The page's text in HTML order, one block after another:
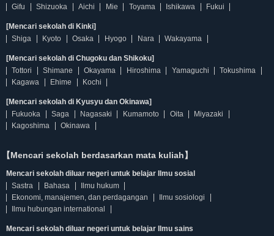
Gifu
Shizuoka Aichi Mie Toyama Ishikawa Fukui
[Mencari sekolah di Kinki]
Shiga
Kyoto Osaka Hyogo Nara Wakayama
[Mencari sekolah di Chugoku dan Shikoku]
Tottori
Shimane Okayama Hiroshima Yamaguchi
Tokushima
Kagawa
Ehime Kochi
[Mencari sekolah di Kyusyu dan Okinawa]
Fukuoka
Saga Nagasaki Kumamoto Oita
Miyazaki
Kagoshima
Okinawa
【Mencari sekolah berdasarkan mata kuliah】
Mencari sekolah diluar negeri untuk belajar Ilmu sosial
Sastra
Bahasa
Ilmu hukum
Ekonomi, manajemen, dan perdagangan
Ilmu sosiologi
Ilmu hubungan international
Mencari sekolah diluar negeri untuk belajar Ilmu sains